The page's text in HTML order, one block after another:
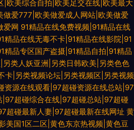
|欧美综合自拍|欧美足交在线|欧美最大
做爱777|欧美做爱成人网站|欧美做爱
爱网 91精品在线免费视频|91精品在线
精品在线无毒不卡|91精品在线影院|91
精品专区国产盗摄|91精品自拍|91精品
另类人妖亚洲|另类日韩欧美|另类色色
卡|另类视频论坛|另类视频区|另类视频
资源在线观看|97超碰资源在线总站|97
超碰综合在线|97超碰总站|97超碰
超碰最新人妻|97超碰最新在线网址 黄
美国1区二区|黄色东京热视频|黄色豆